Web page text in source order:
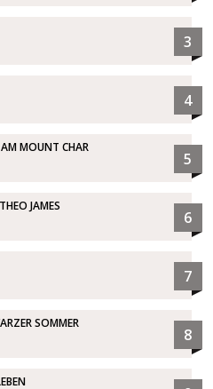
3
4
MOUNT CHAR
5
JAMES
6
7
SOMMER
8